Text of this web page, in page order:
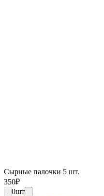
Сырные палочки 5 шт.
350₽
0шт